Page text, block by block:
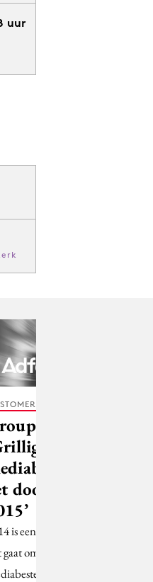
uur
EXPERIENCE
door in
is een grillig jaar als
om de
met